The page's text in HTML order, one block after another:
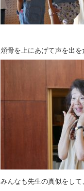
頬骨を上にあげて声を出
みんなも先生の真似をして